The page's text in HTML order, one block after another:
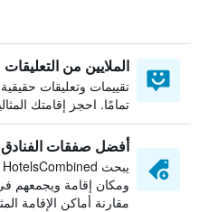
الملايين من التعليقات
تقييمات وتعليقات
تمامًا. احجز إقامتك
أفضل صفقات الفنادق
ومكان إقامة ويجمعهم
مقارنة أماكن الإقامة